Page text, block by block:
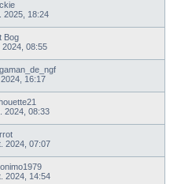
2025, 18:24
Bog
2024, 08:55
16:17
2024, 08:33
2024, 07:07
2024, 14:54